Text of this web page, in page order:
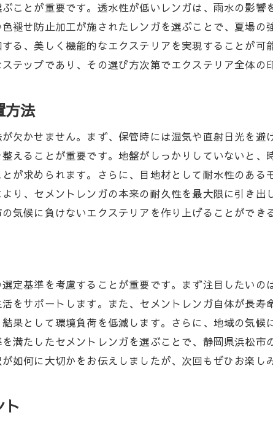
される住空間
セメントレンガデザイン
トレンガ選び
なオープンスペース
レンガの活用法
トレンガデザイン
を豊かにするアイデア
快適空間
トレンガの選び方
ガの使い方
庭デザイン
ントレンガの選び方
な庭のスタイル
トレンガの配置
ガの理由
ことが重要です。透水性が低いレンガは、雨水の影響
褪せ防止加工が施されたレンガを選ぶことで、夏場の
る、美しく機能的なエクステリアを実現することが可
テップであり、その選び方次第でエクステリア全体の
方法
欠かせません。まず、保管時には湿気や直射日光を避
えることが重要です。地盤がしっかりしていないと、
が求められます。さらに、目地材として耐水性のある
り、セメントレンガの本来の耐久性を最大限に引き出
候に負けないエクステリアを作り上げることができ
定基準を考慮することが重要です。まず注目したいの
をサポートします。また、セメントレンガ自体が長寿
果として環境負荷を低減します。さらに、地域の気候
満たしたセメントレンガを選ぶことで、静岡県浜松市
如何に大切かをお伝えしましたが、次回もぜひお楽しみ
ト